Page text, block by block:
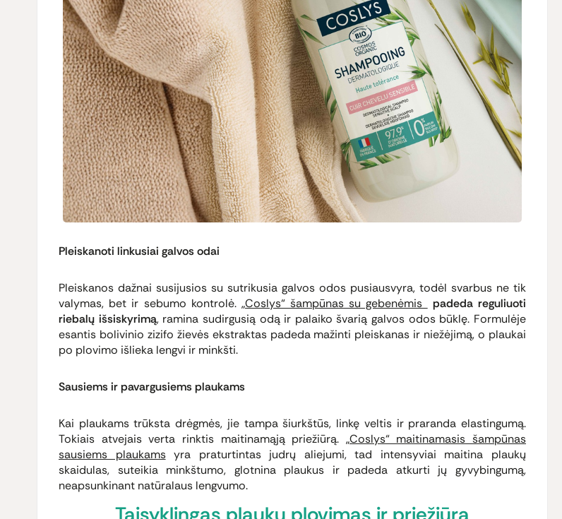
Pleiskanoti linkusiai galvos odai
Pleiskanos dažnai susijusios su sutrikusia galvos odos pusiausvyra, todėl svarbus ne tik
valymas, bet ir sebumo kontrolė. „Coslys“ šampūnas su gebenėmis
padeda reguliuoti
riebalų išsiskyrimą, ramina sudirgusią odą ir palaiko švarią galvos odos būklę. Formulėje
esantis bolivinio zizifo žievės ekstraktas padeda mažinti pleiskanas ir niežėjimą, o plaukai
po plovimo išlieka lengvi ir minkšti.
Sausiems ir pavargusiems plaukams
Kai plaukams trūksta drėgmės, jie tampa šiurkštūs, linkę veltis ir praranda elastingumą.
Tokiais atvejais verta rinktis maitinamąją priežiūrą. „Coslys“ maitinamasis šampūnas
sausiems plaukamsyra praturtintas judrų aliejumi, tad intensyviai maitina plaukų
skaidulas, suteikia minkštumo, glotnina plaukus ir padeda atkurti jų gyvybingumą,
neapsunkinant natūralaus lengvumo.